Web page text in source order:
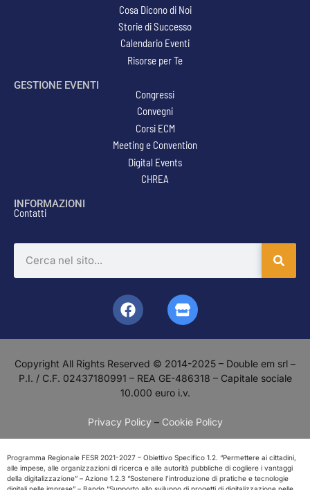
Cosa Dicono di Noi
Storie di Successo
Calendario Eventi
Risorse per Te
GESTIONE EVENTI
Congressi
Convegni
Corsi ECM
Meeting e Convention
Digital Events
CHREA
INFORMAZIONI
Contatti
Copyright All Rights Reserved © 2014-2025 – Double em srl –
P.I. / C.F. 02437180991 – REA GE-486318 – Capitale sociale
10.000 euro i.v.
Privacy Policy– Cookie Policy
Programma Regionale FESR 2021-2027 – Obiettivo Specifico 1.2. “Permettere ai cittadini,
alle impese, alle organizzazioni di ricerca e alle autorità pubbliche di cogliere i vantaggi
della digitalizzazione” – Azione 1.2.3 “Sostenere l’introduzione di pratiche e tecnologie